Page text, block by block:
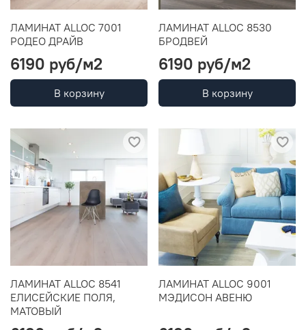
ЛАМИНАТ ALLOC 7001
РОДЕО ДРАЙВ
6190 руб/м2
В корзину
ЛАМИНАТ ALLOC 8530
БРОДВЕЙ
6190 руб/м2
В корзину
ЛАМИНАТ ALLOC 8541
ЕЛИСЕЙСКИЕ ПОЛЯ,
МАТОВЫЙ
ЛАМИНАТ ALLOC 9001
МЭДИСОН АВЕНЮ